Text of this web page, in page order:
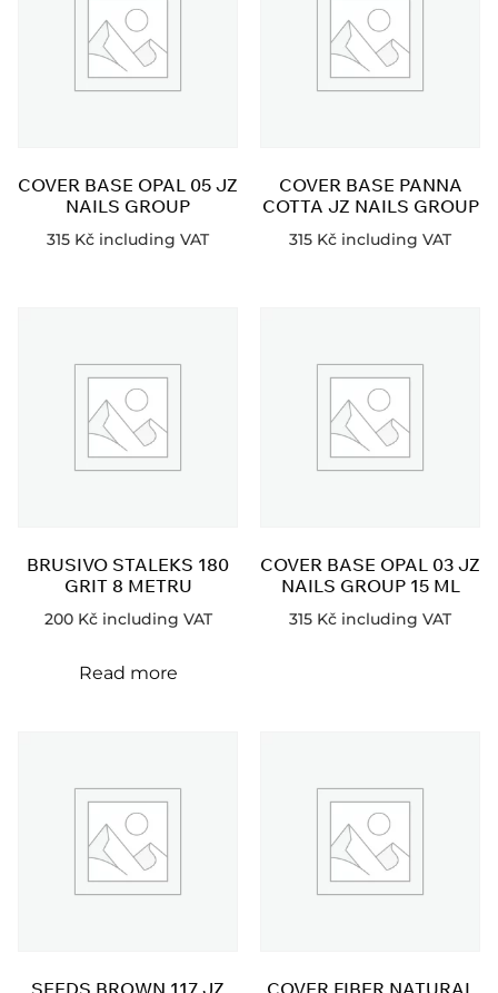
COVER BASE OPAL 05 JZ
NAILS GROUP
315 Kč including VAT
COVER BASE PANNA
COTTA JZ NAILS GROUP
315 Kč including VAT
BRUSIVO STALEKS 180
GRIT 8 METRU
200 Kč including VAT
Read more
COVER BASE OPAL 03 JZ
NAILS GROUP 15 ML
315 Kč including VAT
SEEDS BROWN 117 JZ COVER FIBER NATURAL